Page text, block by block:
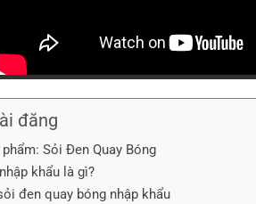
đăng
Sỏi Đen Quay Bóng
khẩu là gì?
đen quay bóng nhập khẩu